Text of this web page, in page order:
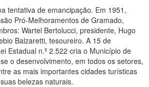
tentativa de emancipação. Em 1951,
Pró-Melhoramentos de Gramado,
Wartel Bertolucci, presidente, Hugo
Balzaretti, tesoureiro. A 15 de
Estadual n.º 2.522 cria o Município de
o desenvolvimento, em todos os setores,
as mais importantes cidades turísticas
belezas naturais.